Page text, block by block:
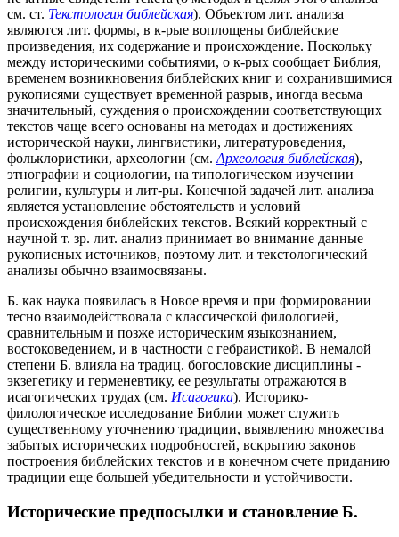
см. ст. Текстология библейская). Объектом лит. анализа
являются лит. формы, в к-рые воплощены библейские
произведения, их содержание и происхождение. Поскольку
между историческими событиями, о к-рых сообщает Библия,
временем возникновения библейских книг и сохранившимися
рукописями существует временной разрыв, иногда весьма
значительный, суждения о происхождении соответствующих
текстов чаще всего основаны на методах и достижениях
исторической науки, лингвистики, литературоведения,
фольклористики, археологии (см. Археология библейская),
этнографии и социологии, на типологическом изучении
религии, культуры и лит-ры. Конечной задачей лит. анализа
является установление обстоятельств и условий
происхождения библейских текстов. Всякий корректный с
научной т. зр. лит. анализ принимает во внимание данные
рукописных источников, поэтому лит. и текстологический
анализы обычно взаимосвязаны.
Б. как наука появилась в Новое время и при формировании
тесно взаимодействовала с классической филологией,
сравнительным и позже историческим языкознанием,
востоковедением, и в частности с гебраистикой. В немалой
степени Б. влияла на традиц. богословские дисциплины -
экзегетику и герменевтику, ее результаты отражаются в
исагогических трудах (см. Исагогика). Историко-
филологическое исследование Библии может служить
существенному уточнению традиции, выявлению множества
забытых исторических подробностей, вскрытию законов
построения библейских текстов и в конечном счете приданию
традиции еще большей убедительности и устойчивости.
Исторические предпосылки и становление Б.